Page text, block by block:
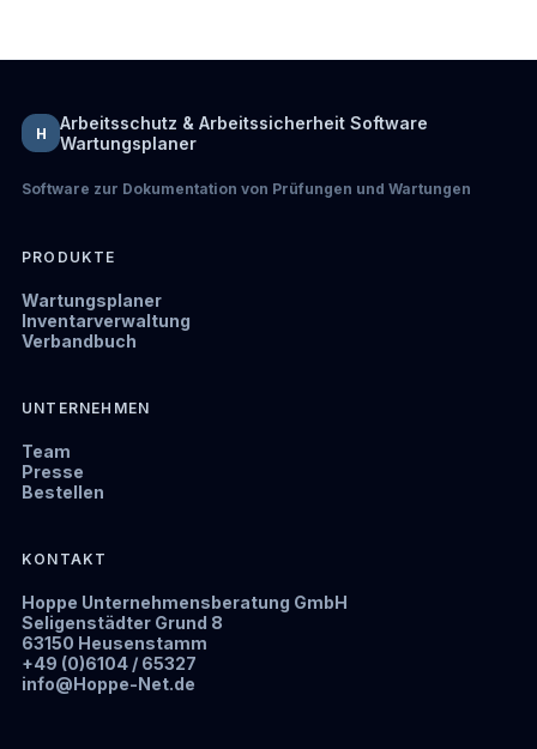
H
Arbeitsschutz & Arbeitssicherheit Software
Wartungsplaner
Software zur Dokumentation von Prüfungen und Wartungen
PRODUKTE
Wartungsplaner
Inventarverwaltung
Verbandbuch
UNTERNEHMEN
Team
Presse
Bestellen
KONTAKT
Hoppe Unternehmensberatung GmbH
Seligenstädter Grund 8
63150 Heusenstamm
+49 (0)6104 / 65327
info@Hoppe-Net.de